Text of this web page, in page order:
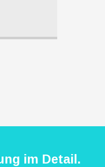
im Detail.